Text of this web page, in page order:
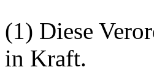
(1) Diese
in Kraft.